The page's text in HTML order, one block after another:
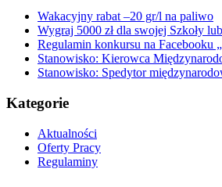
Wakacyjny rabat –20 gr/l na paliwo
Wygraj 5000 zł dla swojej Szkoły
Regulamin konkursu na Facebooku
Stanowisko: Kierowca
Stanowisko: Spedytor
Kategorie
Aktualności
Oferty Pracy
Regulaminy